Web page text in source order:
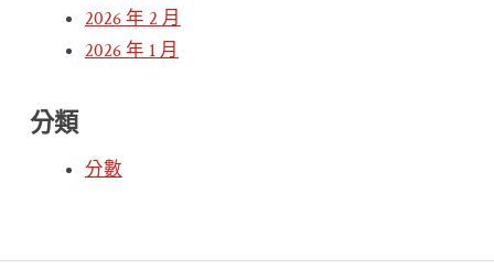
2026 年 2 月
2026 年 1 月
分類
分數